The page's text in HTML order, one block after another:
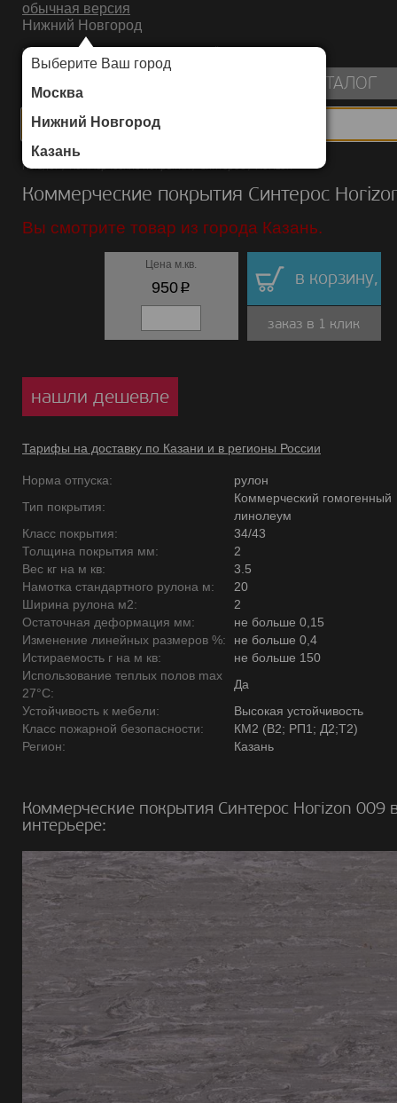
обычная версия
Нижний Новгород
Выберите Ваш город
Москва
Нижний Новгород
Казань
ИНТЕРНЕТ-МАГАЗИН НАПОЛЬНЫХ ПОКРЫТИЙ
КАТАЛОГ
Каталог/Коммерческие покрытия/Синтерос/Horizon
Коммерческие покрытия Синтерос
Вы смотрите товар из города Казань.
Цена м.кв.
950p в корзину,
заказ в 1 клик
нашли дешевле
Тарифы на доставку по Казани и в регионы России
Норма отпуска:
рулон
Тип покрытия:
Коммерческий гомогенный
линолеум
Класс покрытия:
34/43
Толщина покрытия мм:
2
Вес кг на м кв:
3.5
Намотка стандартного рулона м:
20
Ширина рулона м2:
2
Остаточная деформация мм:
не больше 0,15
Изменение линейных размеров %:
не больше 0,4
Истираемость г на м кв:
не больше 150
Использование теплых полов max
27°C:
Да
Устойчивость к мебели:
Высокая устойчивость
Класс пожарной безопасности:
КМ2 (В2; РП1; Д2;Т2)
Регион:
Казань
Коммерческие покрытия Синтерос Horizon 009
интерьере: